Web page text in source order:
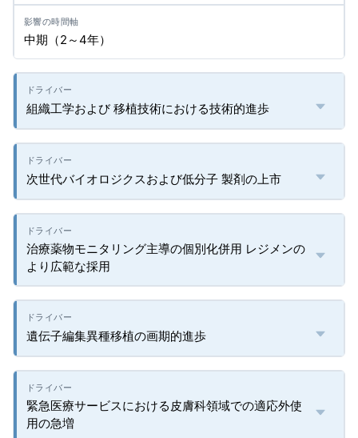
中期（2～4年）
組織工学および 移植技術における技術的進歩
次世代バイオロジクスおよび低分子 製剤の上市
治療薬物モニタリング主導の個別化併用 レジメンの
より広範な採用
遺伝子編集異種移植の画期的進歩
緊急医療サービスにおける皮膚科領域での適応外使
用の急増